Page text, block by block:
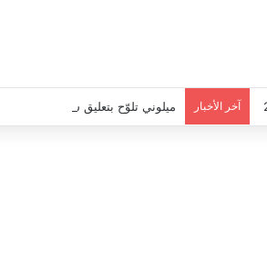
آخر الأخبار ميلوني تلوّح بتعليق شنغن مع